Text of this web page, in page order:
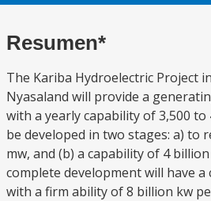
Resumen*
The Kariba Hydroelectric Project
Nyasaland will provide a
with a yearly capability of 3,500 to
be developed in two stages: a) to
mw, and (b) a capability of 4
complete development will have a
with a firm ability of 8 billion kw